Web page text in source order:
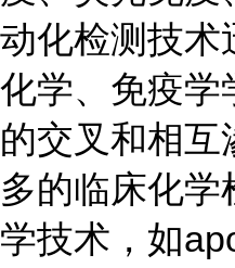
动化检测技术
化学、免疫学
的交叉和相互
多的临床化学
学技术，如